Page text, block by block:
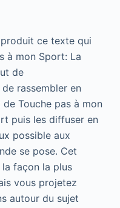
ce texte qui
à mon Sport: La
de
rassembler en
Touche pas à mon
puis les diffuser en
possible aux
se pose. Cet
façon la plus
vous projetez
autour du sujet